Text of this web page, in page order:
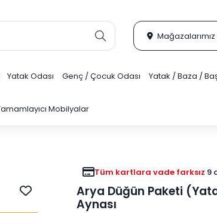
Mağazalarımız
Yatak Odası Genç / Çocuk Odası Yatak / Baza /
Mobilyalar
Tüm kartlara vade farksız 9
Arya Düğün Paketi
Aynası